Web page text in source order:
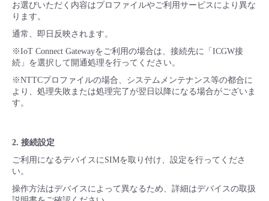
お選びいただく内容はプロファイルやご利用サービスにより異な
ります。
通常、即日反映されます。
※IoT Connect Gatewayをご利用の場合は、接続先に「ICGW接
続」を選択して開通処理を行ってください。
※NTTCプロファイルの場合、システムメンテナンス等の都合に
より、処理失敗または処理完了が翌日以降になる場合がございま
す。
2. 接続設定
ご利用になるデバイスにSIMを取り付け、設定を行ってくださ
い。
操作方法はデバイスによって異なるため、詳細はデバイスの取扱